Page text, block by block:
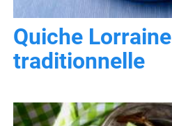
Quiche Lorraine
traditionnelle